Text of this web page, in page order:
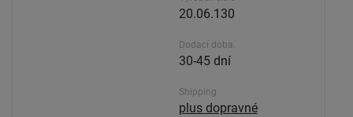
20.06.130
Dodací doba.
30-45 dní
Shipping
plus dopravné